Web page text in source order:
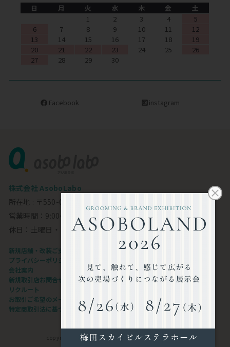
日
月 火 水 木 金
土
1
2 3 4
5
6
7 8 9 10 11
12
13
14 15 16 17 18
19
20
21 22 23 24 25
26
27
28 29 30
Facebook instagram
株式会社 AsoboLabo
所在地 : 〒550-0002 大阪市西区江戸堀1-23-11 6F
営業時間：9:00～18:00
休日：土曜日・日曜日・祝日
新規店舗・改装ご支援します
プライバシーポリシー
会社案内
新規取引店お問合せフォーム
リクルート
お取引ご希望のメーカー様
特定商取引法に基づく表記
copyright©AsoboLabo co.,ltd. All Rights Reserved.